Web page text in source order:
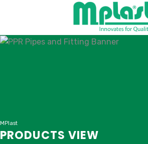
MPlast
PRODUCTS VIEW